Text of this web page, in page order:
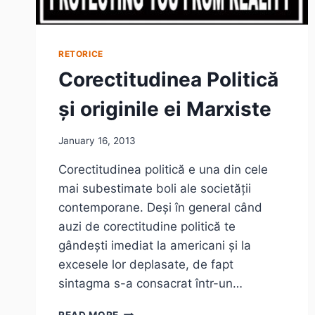
RETORICE
Corectitudinea Politică
și originile ei Marxiste
January 16, 2013
Corectitudinea politică e una din cele
mai subestimate boli ale societății
contemporane. Deși în general când
auzi de corectitudine politică te
gândești imediat la americani și la
excesele lor deplasate, de fapt
sintagma s-a consacrat într-un…
CORECTITUDINEA